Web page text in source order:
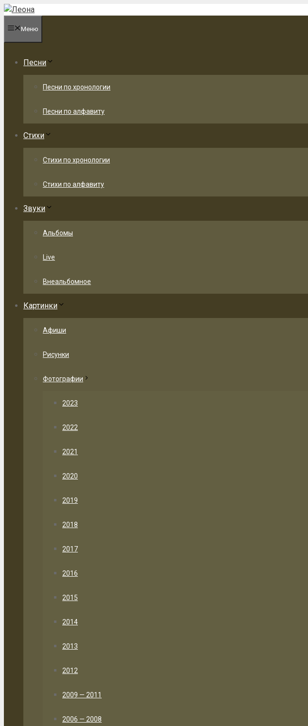
Перейти
содержимому
Меню
Песни
Песни по хронологии
Песни по алфавиту
Стихи
Стихи по хронологии
Стихи по алфавиту
Звуки
Альбомы
Live
Внеальбомное
Картинки
Афиши
Рисунки
Фотографии
2023
2022
2021
2020
2019
2018
2017
2016
2015
2014
2013
2012
2009 — 2011
2006 — 2008